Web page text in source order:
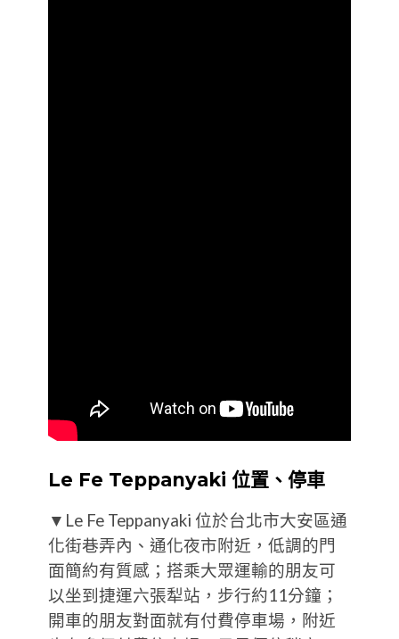
Le Fe Teppanyaki 位置、停車
▼Le Fe Teppanyaki 位於台北市大安區通
化街巷弄內、通化夜市附近，低調的門
面簡約有質感；搭乘大眾運輸的朋友可
以坐到捷運六張犁站，步行約11分鐘；
開車的朋友對面就有付費停車場，附近